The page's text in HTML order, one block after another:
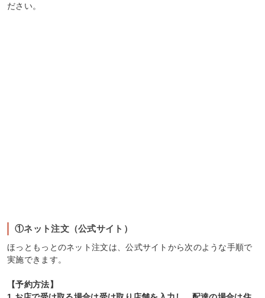
ださい。
①ネット注文（公式サイト）
ほっともっとのネット注文は、公式サイトから次のような手順で
実施できます。
【予約方法】